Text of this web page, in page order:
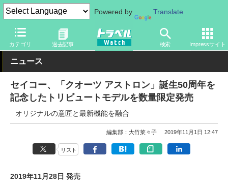
Powered by Translate
カテゴリ 過去記事 検索 Impressサイト
トラベル Watch 旅のアイテム ガジェット その他
ニュース
セイコー、「クオーツ アストロン」誕生50周年を
記念したトリビュートモデルを数量限定発売
オリジナルの意匠と最新機能を融合
編集部：大竹菜々子 2019年11月1日 12:47
リスト
2019年11月28日 発売